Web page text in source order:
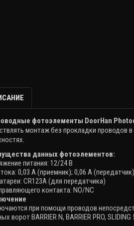
фотоэлементы DoorHan
монтаж без прокладки проводов в
данных фотоэлементов:
питания: 12/24 В
0,03 A(приемник); 0,06 A(передатчик)
CR123A (для передатчика)
контакта: NO/NC
при помощи проводов
воротBARRIER N, BARRIER PRO,